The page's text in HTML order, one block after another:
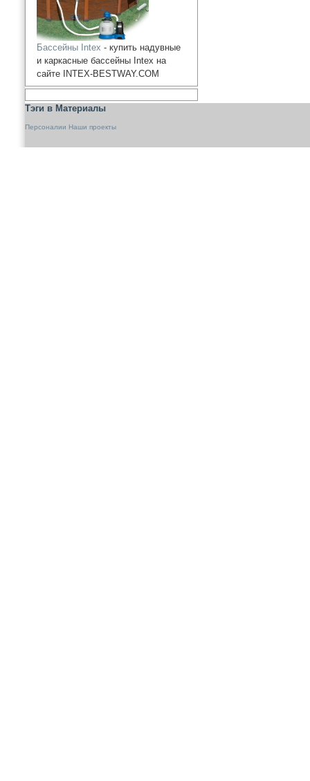
Бассейны Intex - купить надувные
и каркасные бассейны Intex на
сайте INTEX-BESTWAY.COM
Тэги в Материалы
Персоналии Наши проекты